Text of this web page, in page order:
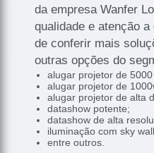
da empresa Wanfer
qualidade e atenção
de conferir mais
outras opções do
alugar projetor de
alugar projetor de
alugar projetor de alta
datashow potente;
datashow de alta
iluminação com sky
entre outros.